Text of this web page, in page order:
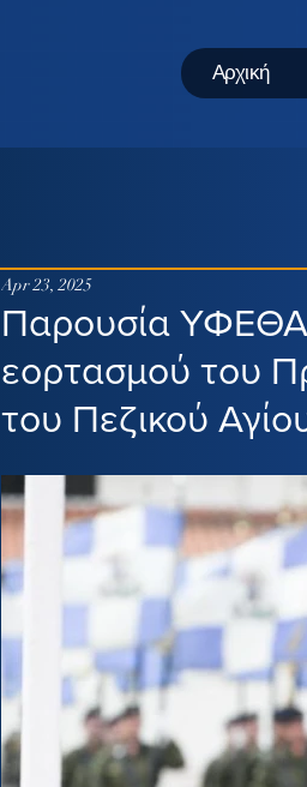
Αρχική
Παρουσία
εορτασμού του
του Πεζικού
Apr 23, 2025